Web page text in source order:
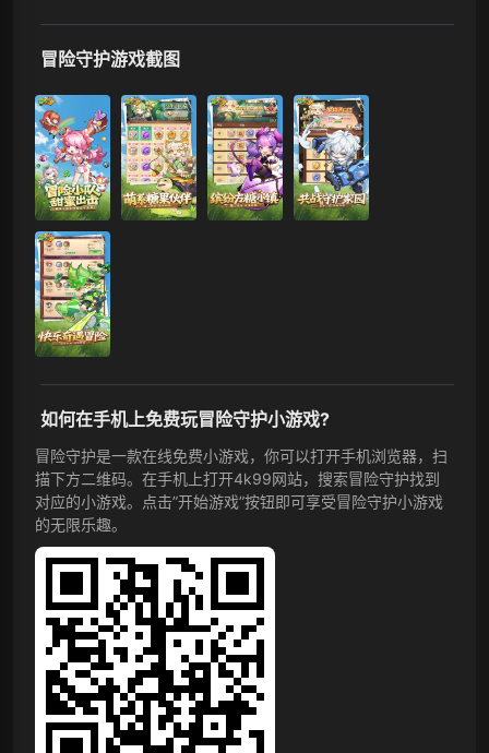
冒险守护游戏截图
如何在手机上免费玩冒险守护小游戏?
冒险守护是一款在线免费小游戏，你可以打开手机浏览器，扫
描下方二维码。在手机上打开4k99网站，搜索冒险守护找到
对应的小游戏。点击”开始游戏”按钮即可享受冒险守护小游戏
的无限乐趣。